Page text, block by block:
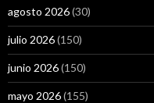
agosto 2026(30)
julio 2026(150)
junio 2026(150)
mayo 2026(155)